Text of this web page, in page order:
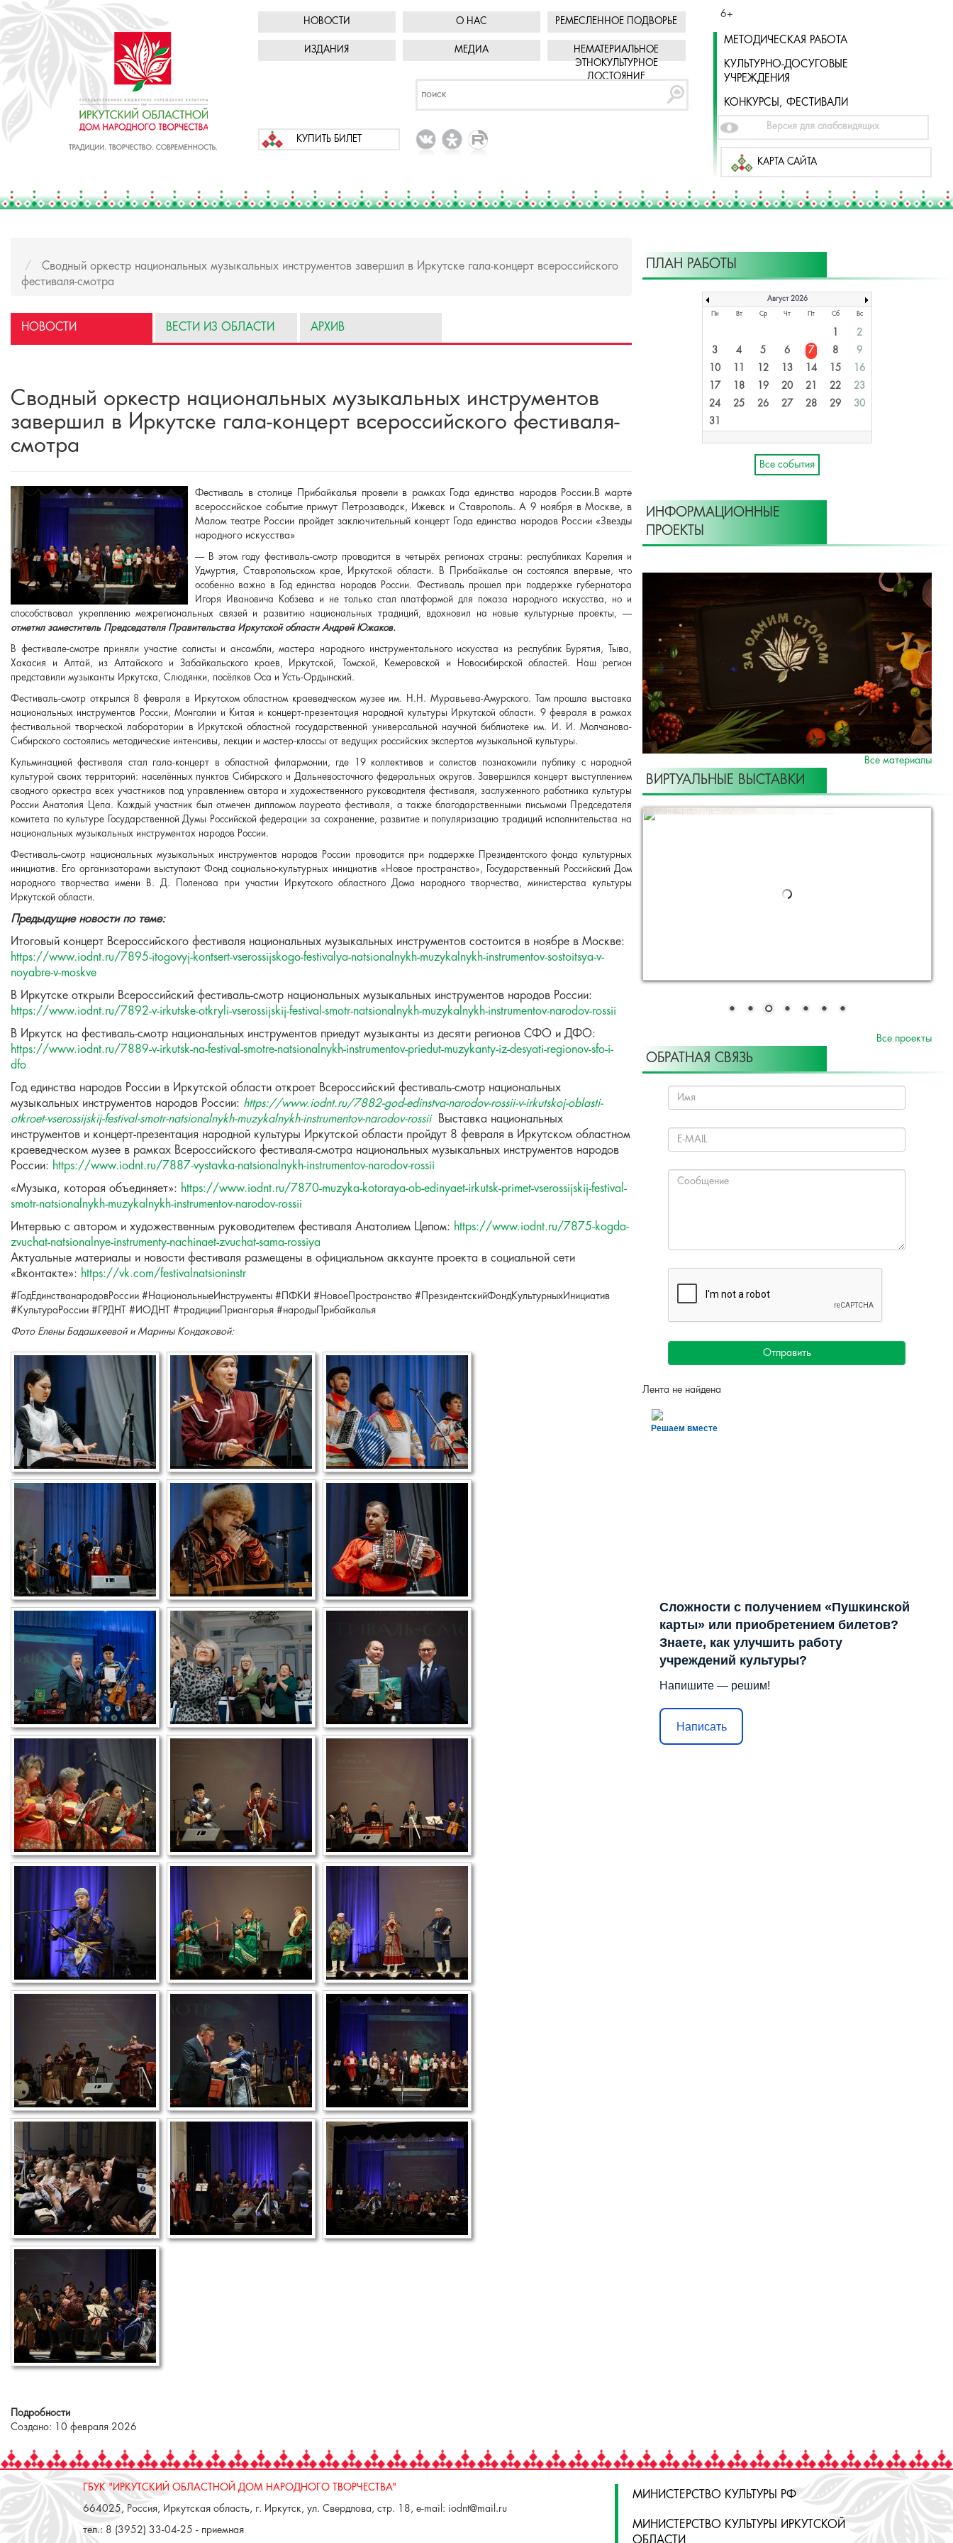
НОВОСТИ О НАС РЕМЕСЛЕННОЕ ПОДВОРЬЕ
ИЗДАНИЯ МЕДИА
НЕМАТЕРИАЛЬНОЕ
ЭТНОКУЛЬТУРНОЕ
ДОСТОЯНИЕ
КУПИТЬ БИЛЕТ
6+
МЕТОДИЧЕСКАЯ РАБОТА
КУЛЬТУРНО-ДОСУГОВЫЕ
УЧРЕЖДЕНИЯ
КОНКУРСЫ, ФЕСТИВАЛИ
Версия для слабовидящих
КАРТА САЙТА
Сводный оркестр национальных музыкальных инструментов завершил в Иркутске гала-концерт всероссийского
фестиваля-смотра
НОВОСТИ ВЕСТИ ИЗ ОБЛАСТИ АРХИВ
Сводный оркестр национальных музыкальных инструментов
завершил в Иркутске гала-концерт всероссийского фестиваля-
смотра
Фестиваль в столице Прибайкалья провели в рамках Года единства народов России.В марте
всероссийское событие примут Петрозаводск, Ижевск и Ставрополь. А 9 ноября в Москве, в
Малом театре России пройдет заключительный концерт Года единства народов России «Звезды
народного искусства»
— В этом году фестиваль-смотр проводится в четырёх регионах страны: республиках Карелия и
Удмуртия, Ставропольском крае, Иркутской области. В Прибайкалье он состоялся впервые, что
особенно важно в Год единства народов России. Фестиваль прошел при поддержке губернатора
Игоря Ивановича Кобзева и не только стал платформой для показа народного искусства, но и
способствовал укреплению межрегиональных связей и развитию национальных традиций, вдохновил на новые культурные проекты, —
отметил заместитель Председателя Правительства Иркутской области Андрей Южаков.
В фестивале-смотре приняли участие солисты и ансамбли, мастера народного инструментального искусства из республик Бурятия, Тыва,
Хакасия и Алтай, из Алтайского и Забайкальского краев, Иркутской, Томской, Кемеровской и Новосибирской областей. Наш регион
представили музыканты Иркутска, Слюдянки, посёлков Оса и Усть-Ордынский.
Фестиваль-смотр открылся 8 февраля в Иркутском областном краеведческом музее им. Н.Н. Муравьева-Амурского. Там прошла выставка
национальных инструментов России, Монголии и Китая и концерт-презентация народной культуры Иркутской области. 9 февраля в рамках
фестивальной творческой лаборатории в Иркутской областной государственной универсальной научной библиотеке им. И. И. Молчанова-
Сибирского состоялись методические интенсивы, лекции и мастер-классы от ведущих российских экспертов музыкальной культуры.
Кульминацией фестиваля стал гала-концерт в областной филармонии, где 19 коллективов и солистов познакомили публику с народной
культурой своих территорий: населённых пунктов Сибирского и Дальневосточного федеральных округов. Завершился концерт выступлением
сводного оркестра всех участников под управлением автора и художественного руководителя фестиваля, заслуженного работника культуры
России Анатолия Цепа. Каждый участник был отмечен дипломом лауреата фестиваля, а также благодарственными письмами Председателя
комитета по культуре Государственной Думы Российской федерации за сохранение, развитие и популяризацию традиций исполнительства на
национальных музыкальных инструментах народов России.
Фестиваль-смотр национальных музыкальных инструментов народов России проводится при поддержке Президентского фонда культурных
инициатив. Его организаторами выступают Фонд социально-культурных инициатив «Новое пространство», Государственный Российский Дом
народного творчества имени В. Д. Поленова при участии Иркутского областного Дома народного творчества, министерства культуры
Иркутской области.
Предыдущие новости по теме:
Итоговый концерт Всероссийского фестиваля национальных музыкальных инструментов состоится в ноябре в Москве:
https://www.iodnt.ru/7895-itogovyj-kontsert-vserossijskogo-festivalya-natsionalnykh-muzykalnykh-instrumentov-sostoitsya-v-
noyabre-v-moskve
В Иркутске открыли Всероссийский фестиваль-смотр национальных музыкальных инструментов народов России:
https://www.iodnt.ru/7892-v-irkutske-otkryli-vserossijskij-festival-smotr-natsionalnykh-muzykalnykh-instrumentov-narodov-rossii
В Иркутск на фестиваль-смотр национальных инструментов приедут музыканты из десяти регионов СФО и ДФО:
https://www.iodnt.ru/7889-v-irkutsk-na-festival-smotre-natsionalnykh-instrumentov-priedut-muzykanty-iz-desyati-regionov-sfo-i-
dfo
Год единства народов России в Иркутской области откроет Всероссийский фестиваль-смотр национальных
музыкальных инструментов народов России: https://www.iodnt.ru/7882-god-edinstva-narodov-rossii-v-irkutskoj-oblasti-
otkroet-vserossijskij-festival-smotr-natsionalnykh-muzykalnykh-instrumentov-narodov-rossii
Выставка национальных
инструментов и концерт-презентация народной культуры Иркутской области пройдут 8 февраля в Иркутском областном
краеведческом музее в рамках Всероссийского фестиваля-смотра национальных музыкальных инструментов народов
России: https://www.iodnt.ru/7887-vystavka-natsionalnykh-instrumentov-narodov-rossii
«Музыка, которая объединяет»: https://www.iodnt.ru/7870-muzyka-kotoraya-ob-edinyaet-irkutsk-primet-vserossijskij-festival-
smotr-natsionalnykh-muzykalnykh-instrumentov-narodov-rossii
Интервью с автором и художественным руководителем фестиваля Анатолием Цепом: https://www.iodnt.ru/7875-kogda-
zvuchat-natsionalnye-instrumenty-nachinaet-zvuchat-sama-rossiya
Актуальные материалы и новости фестиваля размещены в официальном аккаунте проекта в социальной сети
«Вконтакте»: https://vk.com/festivalnatsioninstr
#ГодЕдинстванародовРоссии #НациональныеИнструменты #ПФКИ #НовоеПространство #ПрезидентскийФондКультурныхИнициатив
#КультураРоссии #ГРДНТ #ИОДНТ #традицииПриангарья #народыПрибайкалья
Фото Елены Бадашкеевой и Марины Кондаковой:
Подробности
Создано: 10 февраля 2026
ПЛАН РАБОТЫ
Август 2026
Пн Вт Ср Чт Пт Сб Вс
1
2
3
4 5 6 7 8
9
10
11 12 13 14 15
16
17
18 19 20 21 22
23
24
25 26 27 28 29
30
31
Все события
ИНФОРМАЦИОННЫЕ
ПРОЕКТЫ
Все материалы
ВИРТУАЛЬНЫЕ ВЫСТАВКИ
Все проекты
ОБРАТНАЯ СВЯЗЬ
Отправить
Лента не найдена
Решаем вместе
Сложности с получением «Пушкинской
карты» или приобретением билетов?
Знаете, как улучшить работу
учреждений культуры?
Напишите — решим!
Написать
ГБУК "ИРКУТСКИЙ ОБЛАСТНОЙ ДОМ НАРОДНОГО ТВОРЧЕСТВА"
664025, Россия, Иркутская область, г. Иркутск, ул. Свердлова, стр. 18, e-mail: iodnt@mail.ru
тел.: 8 (3952) 33-04-25 - приемная
МИНИСТЕРСТВО КУЛЬТУРЫ РФ
МИНИСТЕРСТВО КУЛЬТУРЫ ИРКУТСКОЙ
ОБЛАСТИ